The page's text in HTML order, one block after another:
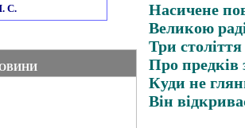
С.
Насичене
Великою
Три
Про предків
Куди не
Він